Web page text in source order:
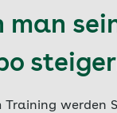
man
Training werden